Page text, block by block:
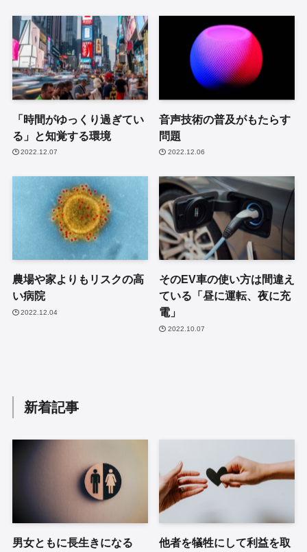
「時間がゆっくり過ぎてい
る」と知覚する環境
2022.12.07
音声技術の普及がもたらす
問題
2022.12.06
農場や家よりもリスクの高
い病院
2022.12.04
そのEV車の使い方は間違え
ている「昼に運転、夜に充
電」
2022.10.07
新着記事
男女ともに長生きになる
他者を犠牲にして利益を取